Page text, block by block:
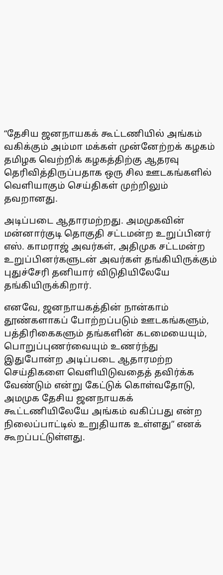
“தேசிய ஜனநாயகக் கூட்டணியில் அங்கம்
வகிக்கும் அம்மா மக்கள் முன்னேற்றக் கழகம்
தமிழக வெற்றிக் கழகத்திற்கு ஆதரவு
தெரிவித்திருப்பதாக ஒரு சில ஊடகங்களில்
வெளியாகும் செய்திகள் முற்றிலும்
தவறானது.
அடிப்படை ஆதாரமற்றது. அமமுகவின்
மன்னார்குடி தொகுதி சட்டமன்ற உறுப்பினர்
எஸ். காமராஜ் அவர்கள், அதிமுக சட்டமன்ற
உறுப்பினர்களுடன் அவர்கள் தங்கியிருக்கும்
புதுச்சேரி தனியார் விடுதியிலேயே
தங்கியிருக்கிறார்.
எனவே, ஜனநாயகத்தின் நான்காம்
தூண்களாகப் போற்றப்படும் ஊடகங்களும்,
பத்திரிகைகளும் தங்களின் கடமையையும்,
பொறுப்புணர்வையும் உணர்ந்து
இதுபோன்ற அடிப்படை ஆதாரமற்ற
செய்திகளை வெளியிடுவதைத் தவிர்க்க
வேண்டும் என்று கேட்டுக் கொள்வதோடு,
அமமுக தேசிய ஜனநாயகக்
கூட்டணியிலேயே அங்கம் வகிப்பது என்ற
நிலைப்பாட்டில் உறுதியாக உள்ளது” எனக்
கூறப்பட்டுள்ளது.